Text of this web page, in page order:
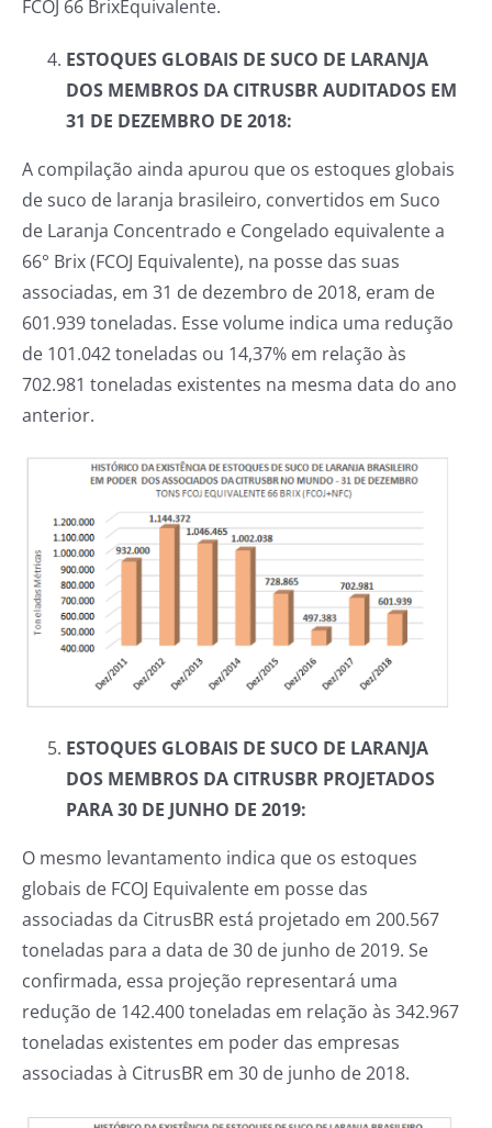
FCOJ 66 BrixEquivalente.
ESTOQUES GLOBAIS DE SUCO DE LARANJA
DOS MEMBROS DA CITRUSBR AUDITADOS EM
31 DE DEZEMBRO DE 2018:
A compilação ainda apurou que os estoques globais
de suco de laranja brasileiro, convertidos em Suco
de Laranja Concentrado e Congelado equivalente a
66° Brix (FCOJ Equivalente), na posse das suas
associadas, em 31 de dezembro de 2018, eram de
601.939 toneladas. Esse volume indica uma redução
de 101.042 toneladas ou 14,37% em relação às
702.981 toneladas existentes na mesma data do ano
anterior.
ESTOQUES GLOBAIS DE SUCO DE LARANJA
DOS MEMBROS DA CITRUSBR PROJETADOS
PARA 30 DE JUNHO DE 2019:
O mesmo levantamento indica que os estoques
globais de FCOJ Equivalente em posse das
associadas da CitrusBR está projetado em 200.567
toneladas para a data de 30 de junho de 2019. Se
confirmada, essa projeção representará uma
redução de 142.400 toneladas em relação às 342.967
toneladas existentes em poder das empresas
associadas à CitrusBR em 30 de junho de 2018.